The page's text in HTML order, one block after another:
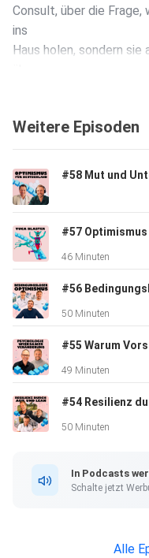
Consult, über die
ins
Haus holen, sondern sie
warum kleine
Weitere Episoden
46 Minuten
50 Minuten
49 Minuten
50 Minuten
In Podcasts
Schalte jetzt
Alle